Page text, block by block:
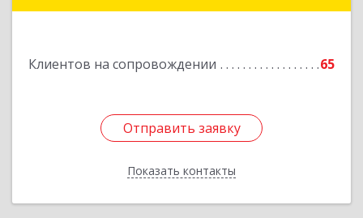
Клиентов на сопровождении 65
Отправить заявку
Показать контакты
Отправить заявку
Назад